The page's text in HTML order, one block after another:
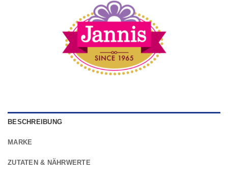
BESCHREIBUNG
MARKE
ZUTATEN & NÄHRWERTE